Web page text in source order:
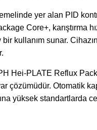
yer alan PID
Core+, karıştırma
kullanım sunar.
Hei-PLATE Reflux
çözümüdür. Otomatik
yüksek standartlarda